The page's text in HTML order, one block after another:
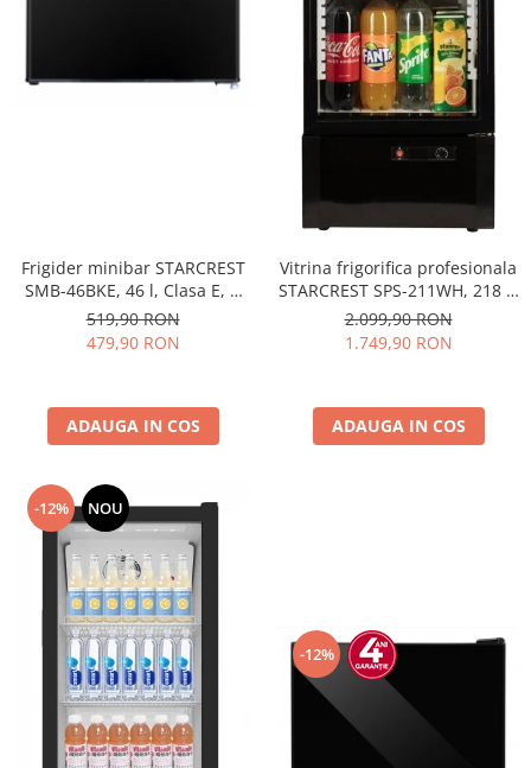
Frigider minibar STARCREST
SMB-46BKE, 46 l, Clasa E, H
49.5 cm, Negru
519,90 RON
479,90 RON
ADAUGA IN COS
Vitrina frigorifica profesionala
STARCREST SPS-211WH, 218 L,
Termostat reglabil, Iluminare
LED, H 141 cm, Negru
2.099,90 RON
1.749,90 RON
ADAUGA IN COS
-12% NOU
-12%